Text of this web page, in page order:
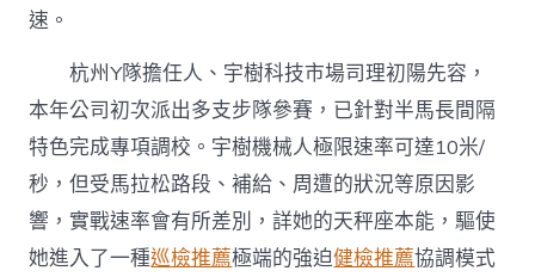
速。
杭州Y隊擔任人、宇樹科技市場司理初陽先容，
本年公司初次派出多支步隊參賽，已針對半馬長間隔
特色完成專項調校。宇樹機械人極限速率可達10米/
秒，但受馬拉松路段、補給、周遭的狀況等原因影
響，實戰速率會有所差別，詳她的天秤座本能，驅使
她進入了一種巡檢推薦極端的強迫健檢推薦協調模式